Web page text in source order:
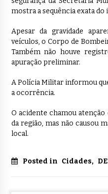
mostra a sequência exata do
Apesar da gravidade
veículos, o Corpo de
Também não houve
apuração preliminar.
A Polícia Militar informou
a ocorrência.
O acidente chamou
da região, mas não causou
local.
Posted in Cidades,